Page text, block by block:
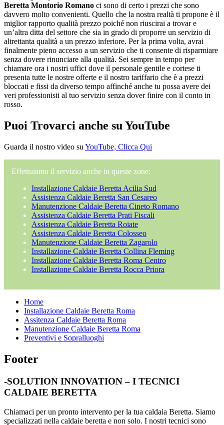
Beretta Montorio Romano ci sono di certo i prezzi che sono
davvero molto convenienti. Quello che la nostra realtà ti propone è il
miglior rapporto qualità prezzo poiché non riuscirai a trovar e
un’altra ditta del settore che sia in grado di proporre un servizio di
altrettanta qualità a un prezzo inferiore. Per la prima volta, avrai
finalmente pieno accesso a un servizio che ti consente di risparmiare
senza dovere rinunciare alla qualità. Sei sempre in tempo per
chiamare ora i nostri uffici dove il personale gentile e cortese ti
presenta tutte le nostre offerte e il nostro tariffario che è a prezzi
bloccati e fissi da diverso tempo affinché anche tu possa avere dei
veri professionisti al tuo servizio senza dover finire con il conto in
rosso.
Puoi Trovarci anche su YouTube
Guarda il nostro video su YouTube, Clicca Qui
Effettuiamo il servizio anche in queste zone:
Installazione Caldaie Beretta Acilia Sud
Assistenza Caldaie Beretta San Cesareo
Manutenzione Caldaie Beretta Cineto Romano
Assistenza Caldaie Beretta Prati Fiscali
Assistenza Caldaie Beretta Roiate
Assistenza Caldaie Beretta Colosseo
Manutenzione Caldaie Beretta Zagarolo
Installazione Caldaie Beretta Collina Fleming
Installazione Caldaie Beretta Roma Centro
Installazione Caldaie Beretta Rocca Priora
Home
Installazione Caldaie Beretta Roma
Assitenza Caldaie Beretta Roma
Manutenzione Caldaie Beretta Roma
Preventivi e Sopralluoghi
Footer
-SOLUTION INNOVATION – I TECNICI
CALDAIE BERETTA
Chiamaci per un pronto intervento per la tua caldaia Beretta. Siamo
specializzati nella caldaie beretta e non solo. I nostri tecnici sono